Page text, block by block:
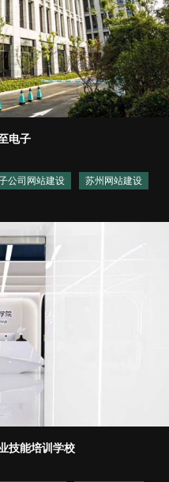
电子
公司网站建设 苏州网站建设
技能培训学校